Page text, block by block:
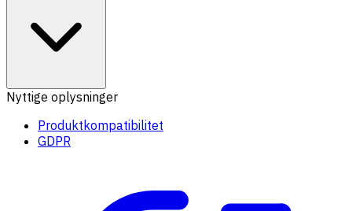
Nyttige oplysninger
Produktkompatibilitet
GDPR